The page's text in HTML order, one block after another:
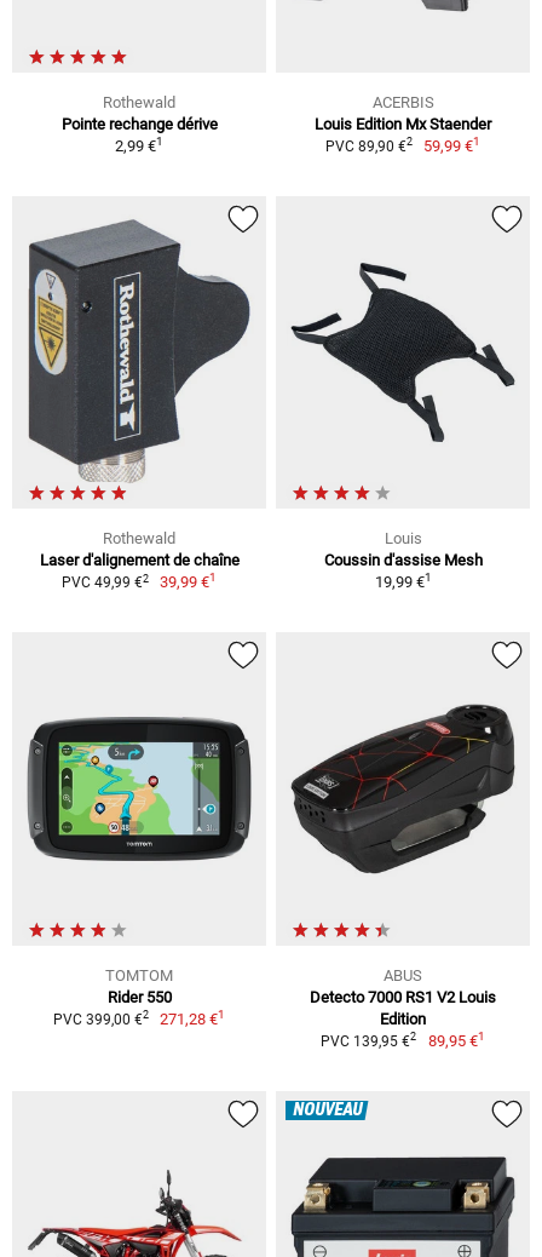
Rothewald
Pointe rechange dérive
2,99 €1
ACERBIS
Louis Edition Mx Staender
PVC 89,90 €2 59,99 €1
Rothewald
Laser d'alignement de chaîne
PVC 49,99 €2 39,99 €1
Louis
Coussin d'assise Mesh
19,99 €1
TOMTOM
Rider 550
PVC 399,00 €2 271,28 €1
ABUS
Detecto 7000 RS1 V2 Louis
Edition
PVC 139,95 €2 89,95 €1
NOUVEAU